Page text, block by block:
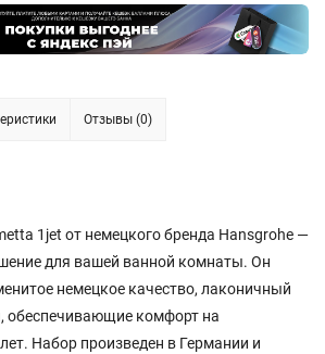
Отзывы (0)
1jet от немецкого бренда Hansgrohe —
для вашей ванной комнаты. Он
немецкое качество, лаконичный
обеспечивающие комфорт на
Набор произведен в Германии и